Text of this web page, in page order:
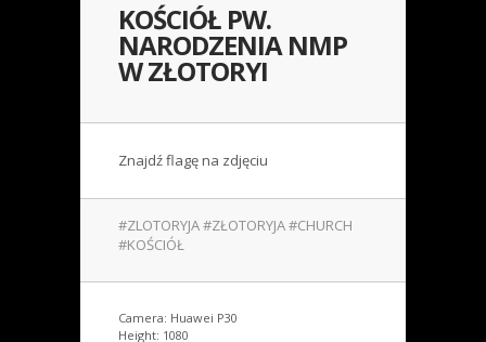
KOŚCIÓŁ PW.
NARODZENIA NMP
W ZŁOTORYI
Znajdź flagę na zdjęciu
#ZLOTORYJA #ZŁOTORYJA #CHURCH
#KOŚCIÓŁ
Camera: Huawei P30
Height: 1080